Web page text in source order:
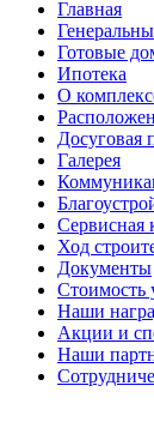
Главная
Готовые
Ипотека
О
Досуговая
Галерея
Сервисная
Ход
Документы
Стоимость
Наши
Акции и
Наши